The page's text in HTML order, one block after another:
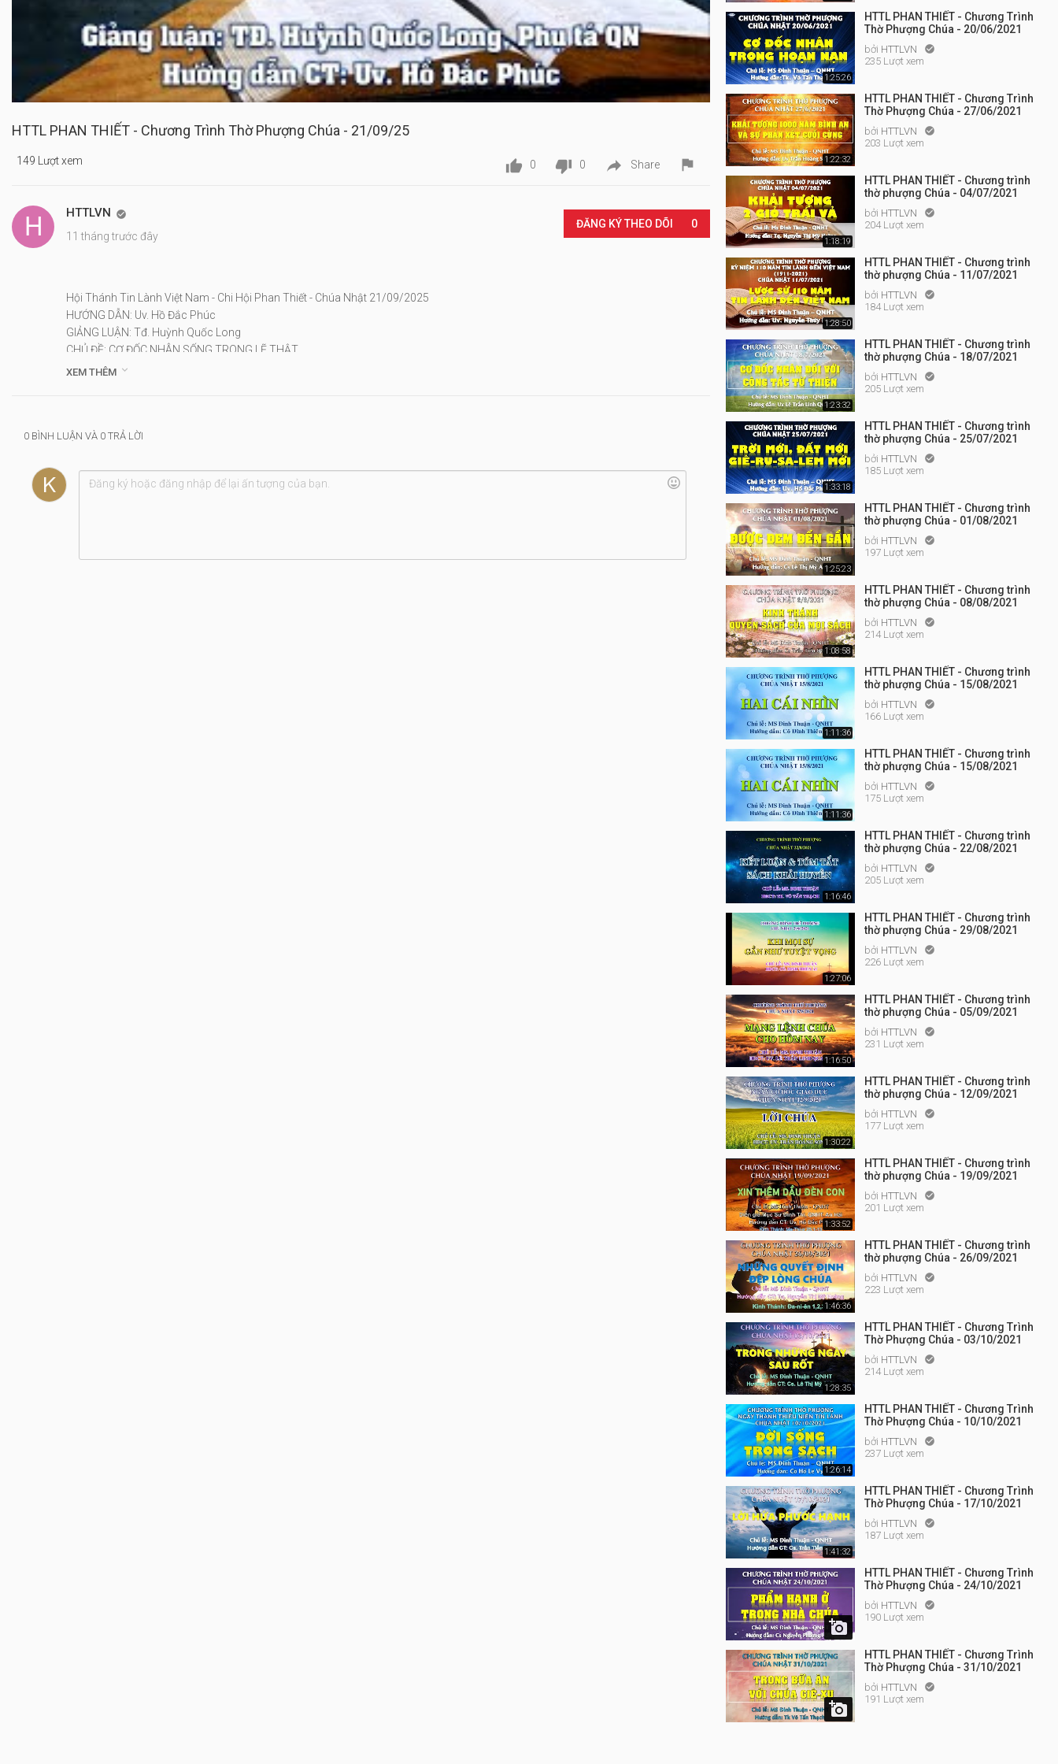
1:25:26
HTTL PHAN THIẾT - Chương Trình
Thờ Phượng Chúa - 20/06/2021
bởi HTTLVN 
235 Lượt xem
1:22:32
HTTL PHAN THIẾT - Chương Trình
Thờ Phượng Chúa - 27/06/2021
bởi HTTLVN 
203 Lượt xem
1:18:19
HTTL PHAN THIẾT - Chương trình
thờ phượng Chúa - 04/07/2021
bởi HTTLVN 
204 Lượt xem
1:28:50
HTTL PHAN THIẾT - Chương trình
thờ phượng Chúa - 11/07/2021
bởi HTTLVN 
184 Lượt xem
1:23:32
HTTL PHAN THIẾT - Chương trình
thờ phượng Chúa - 18/07/2021
bởi HTTLVN 
205 Lượt xem
1:33:18
HTTL PHAN THIẾT - Chương trình
thờ phượng Chúa - 25/07/2021
bởi HTTLVN 
185 Lượt xem
1:25:23
HTTL PHAN THIẾT - Chương trình
thờ phượng Chúa - 01/08/2021
bởi HTTLVN 
197 Lượt xem
1:08:58
HTTL PHAN THIẾT - Chương trình
thờ phượng Chúa - 08/08/2021
bởi HTTLVN 
214 Lượt xem
1:11:36
HTTL PHAN THIẾT - Chương trình
thờ phượng Chúa - 15/08/2021
bởi HTTLVN 
166 Lượt xem
1:11:36
HTTL PHAN THIẾT - Chương trình
thờ phượng Chúa - 15/08/2021
bởi HTTLVN 
175 Lượt xem
1:16:46
HTTL PHAN THIẾT - Chương trình
thờ phượng Chúa - 22/08/2021
bởi HTTLVN 
205 Lượt xem
1:27:06
HTTL PHAN THIẾT - Chương trình
thờ phượng Chúa - 29/08/2021
bởi HTTLVN 
226 Lượt xem
1:16:50
HTTL PHAN THIẾT - Chương trình
thờ phượng Chúa - 05/09/2021
bởi HTTLVN 
231 Lượt xem
1:30:22
HTTL PHAN THIẾT - Chương trình
thờ phượng Chúa - 12/09/2021
bởi HTTLVN 
177 Lượt xem
1:33:52
HTTL PHAN THIẾT - Chương trình
thờ phượng Chúa - 19/09/2021
bởi HTTLVN 
201 Lượt xem
1:46:36
HTTL PHAN THIẾT - Chương trình
thờ phượng Chúa - 26/09/2021
bởi HTTLVN 
223 Lượt xem
1:28:35
HTTL PHAN THIẾT - Chương Trình
Thờ Phượng Chúa - 03/10/2021
bởi HTTLVN 
214 Lượt xem
1:26:14
HTTL PHAN THIẾT - Chương Trình
Thờ Phượng Chúa - 10/10/2021
bởi HTTLVN 
237 Lượt xem
1:41:32
HTTL PHAN THIẾT - Chương Trình
Thờ Phượng Chúa - 17/10/2021
bởi HTTLVN 
187 Lượt xem

HTTL PHAN THIẾT - Chương Trình
Thờ Phượng Chúa - 24/10/2021
bởi HTTLVN 
190 Lượt xem

HTTL PHAN THIẾT - Chương Trình
Thờ Phượng Chúa - 31/10/2021
bởi HTTLVN 
191 Lượt xem
HTTL PHAN THIẾT - Chương Trình Thờ Phượng Chúa - 21/09/25
149 Lượt xem  0  0  Share 
HTTLVN 
11 tháng trước đây
ĐĂNG KÝ THEO DÕI 0
Hội Thánh Tin Lành Việt Nam - Chi Hội Phan Thiết - Chúa Nhật 21/09/2025
HƯỚNG DẪN: Uv. Hồ Đắc Phúc
GIẢNG LUẬN: Tđ. Huỳnh Quốc Long
CHỦ ĐỀ: CƠ ĐỐC NHÂN SỐNG TRONG LẼ THẬT
Kinh Thánh: II Giăng 1: 1-13
XEM THÊM 
0 BÌNH LUẬN VÀ 0 TRẢ LỜI